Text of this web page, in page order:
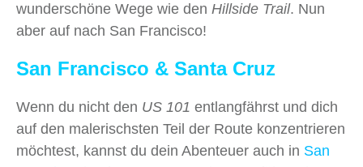
wunderschöne Wege wie den Hillside Trail. Nun
aber auf nach San Francisco!
San Francisco & Santa Cruz
Wenn du nicht den US 101 entlangfährst und dich
auf den malerischsten Teil der Route konzentrieren
möchtest, kannst du dein Abenteuer auch in San